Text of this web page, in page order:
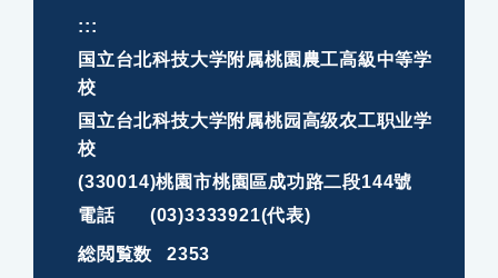
:::
国立台北科技大学附属桃園農工高級中等学
校
国立台北科技大学附属桃园高级农工职业学
校
(330014)桃園市桃園區成功路二段144號
電話
(03)3333921(代表)
総閲覧数 2353